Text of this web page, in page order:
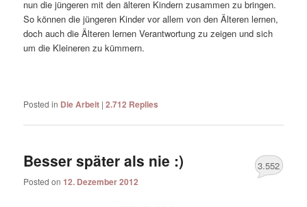
nun die jüngeren mit den älteren Kindern zusammen zu bringen.
So können die jüngeren Kinder vor allem von den Älteren lernen,
doch auch die Älteren lernen Verantwortung zu zeigen und sich
um die Kleineren zu kümmern.
Posted in Die Arbeit |2.712 Replies
Besser später als nie :)
Posted on12. Dezember 2012
3.552